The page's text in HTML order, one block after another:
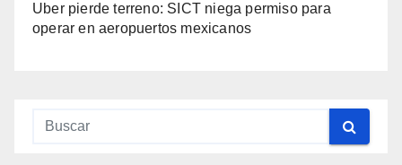
Uber pierde terreno: SICT niega permiso para
operar en aeropuertos mexicanos